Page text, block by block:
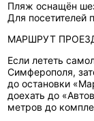
Пляж оснащён
Для посетителей
МАРШРУТ
Если лететь
Симферополя,
до остановки
доехать до
метров до